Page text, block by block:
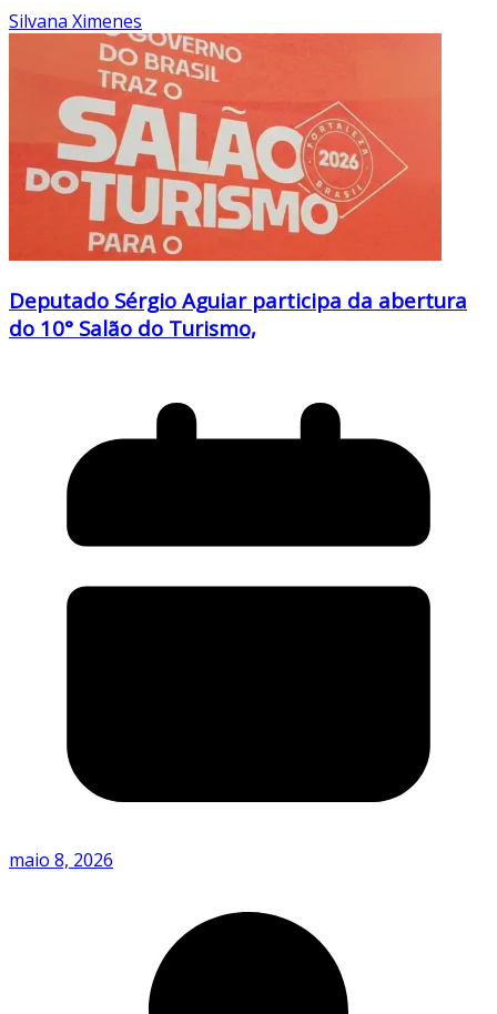
Silvana Ximenes
Deputado Sérgio Aguiar participa da abertura
do 10° Salão do Turismo,
maio 8, 2026